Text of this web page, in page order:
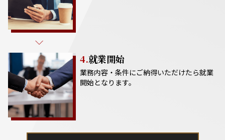
4.就業開始
業務内容・条件にご納得いただけたら就業
開始となります。